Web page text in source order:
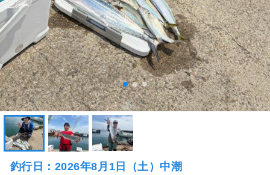
釣行日：2026年8月1日（土）中潮